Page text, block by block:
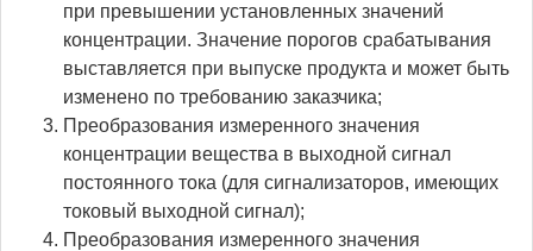
при превышении установленных значений
концентрации. Значение порогов срабатывания
выставляется при выпуске продукта и может быть
изменено по требованию заказчика;
Преобразования измеренного значения
концентрации вещества в выходной сигнал
постоянного тока (для сигнализаторов, имеющих
токовый выходной сигнал);
Преобразования измеренного значения